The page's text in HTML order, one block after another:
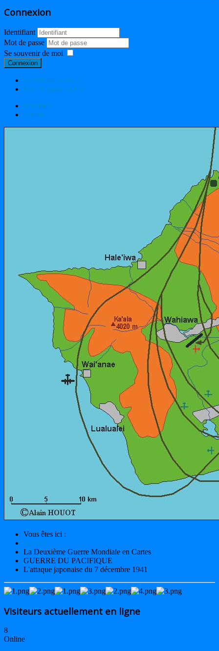
Connexion
Identifiant
Mot de passe
Se souvenir de moi
Connexion
Identifiant oublié ?
Mot de passe oublié ?
Imprimer
E-mail
Vous êtes ici :
Accueil
La Deuxième Guerre Mondiale en Cartes
GUERRE DU PACIFIQUE
L'attaque japonaise du 7 décembre 1941
Visiteurs actuellement en ligne
8
Online